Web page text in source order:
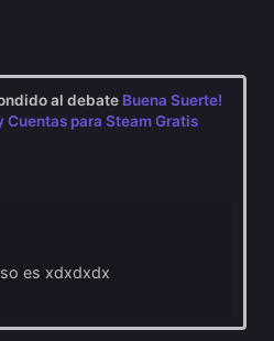
al debate Buena Suerte!
Cuentas para Steam Gratis
es xdxdxdx